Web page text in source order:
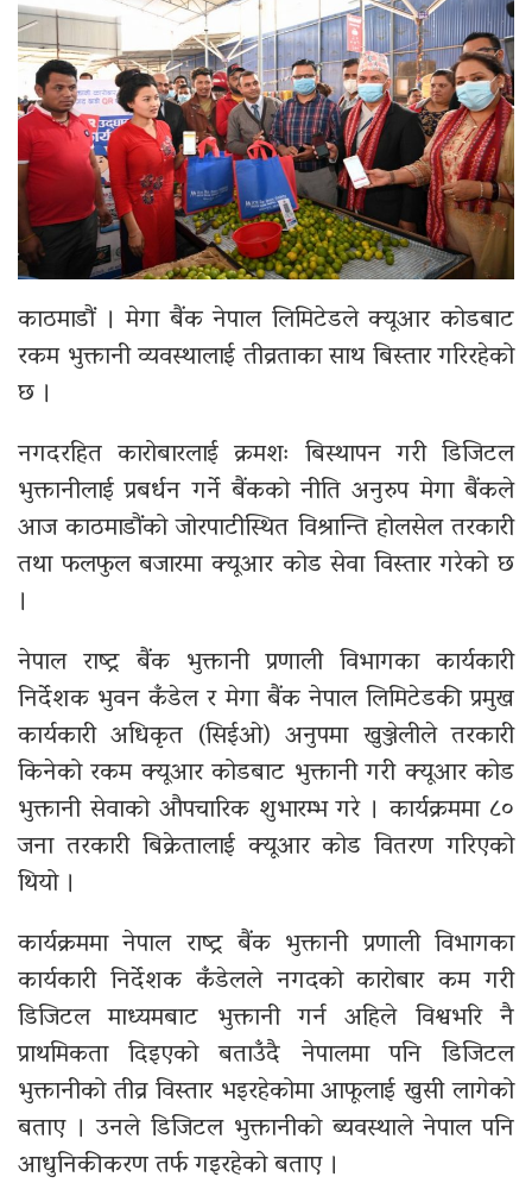
काठमाडौं ।मेगा बैंक नेपाल लिमिटेडले क्यूआर कोडबाट
रकम भुक्तानी व्यवस्थालाई तीव्रताका साथ बिस्तार गरिरहेको
छ ।
नगदरहित कारोबारलाई क्रमशः बिस्थापन गरी डिजिटल
भुक्तानीलाई प्रबर्धन गर्ने बैंकको नीति अनुरुप मेगा बैंकले
आज काठमाडौंको जोरपाटीस्थित विश्रान्ति होलसेल तरकारी
तथा फलफुल बजारमा क्यूआर कोड सेवा विस्तार गरेको छ
।
नेपाल राष्ट्र बैंक भुक्तानी प्रणाली विभागका कार्यकारी
निर्देशक भुवन कँडेल र मेगा बैंक नेपाल लिमिटेडकी प्रमुख
कार्यकारी अधिकृत (सिईओ) अनुपमा खुञ्जेलीले तरकारी
किनेको रकम क्यूआर कोडबाट भुक्तानी गरी क्यूआर कोड
भुक्तानी सेवाको औपचारिक शुभारम्भ गरे । कार्यक्रममा ८०
जना तरकारी बिक्रेतालाई क्यूआर कोड वितरण गरिएको
थियो ।
कार्यक्रममा नेपाल राष्ट्र बैंक भुक्तानी प्रणाली विभागका
कार्यकारी निर्देशक कँडेलले नगदको कारोबार कम गरी
डिजिटल माध्यमबाट भुक्तानी गर्न अहिले विश्वभरि नै
प्राथमिकता दिइएको बताउँदै नेपालमा पनि डिजिटल
भुक्तानीको तीव्र विस्तार भइरहेकोमा आफूलाई खुसी लागेको
बताए । उनले डिजिटल भुक्तानीको ब्यवस्थाले नेपाल पनि
आधुनिकीकरण तर्फ गइरहेको बताए ।